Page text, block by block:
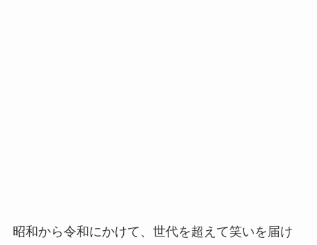
昭和から令和にかけて、世代を超えて笑いを届け